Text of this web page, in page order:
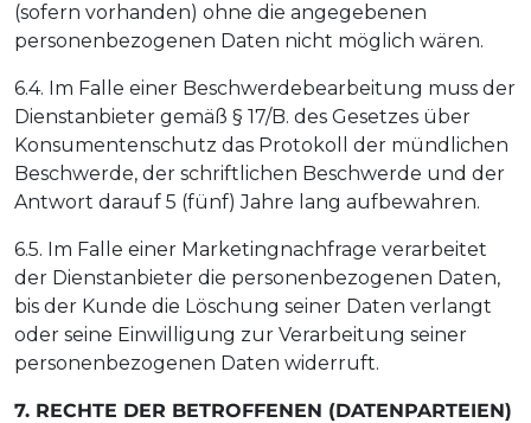
(sofern vorhanden) ohne die angegebenen
personenbezogenen Daten nicht möglich wären.
6.4. Im Falle einer Beschwerdebearbeitung muss der
Dienstanbieter gemäß § 17/B. des Gesetzes über
Konsumentenschutz das Protokoll der mündlichen
Beschwerde, der schriftlichen Beschwerde und der
Antwort darauf 5 (fünf) Jahre lang aufbewahren.
6.5. Im Falle einer Marketingnachfrage verarbeitet
der Dienstanbieter die personenbezogenen Daten,
bis der Kunde die Löschung seiner Daten verlangt
oder seine Einwilligung zur Verarbeitung seiner
personenbezogenen Daten widerruft.
7. RECHTE DER BETROFFENEN (DATENPARTEIEN)